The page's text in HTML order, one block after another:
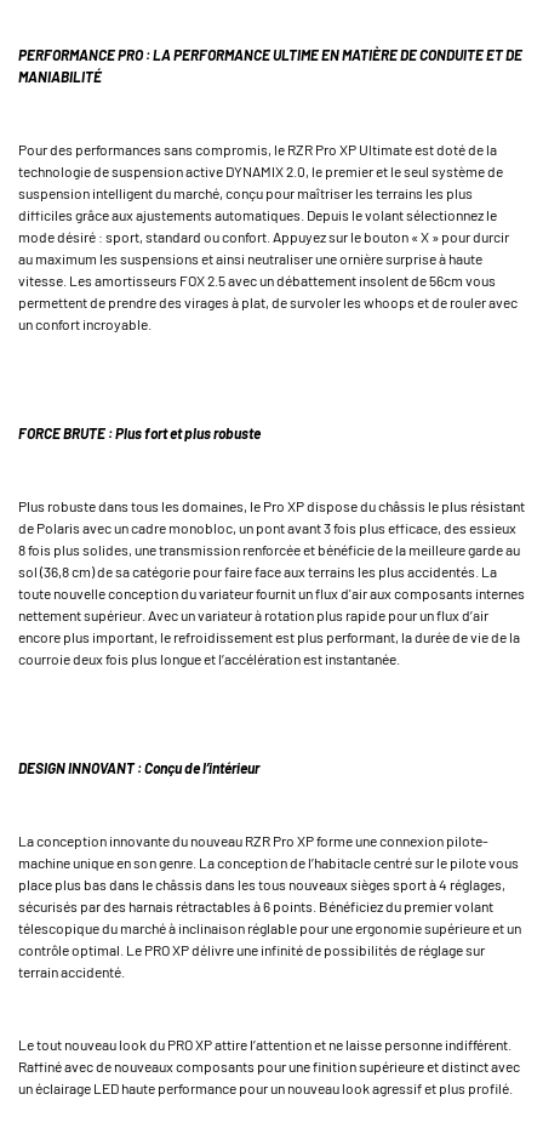
PERFORMANCE PRO : LA PERFORMANCE ULTIME EN MATIÈRE DE CONDUITE ET DE
MANIABILITÉ
Pour des performances sans compromis, le RZR Pro XP Ultimate est doté de la
technologie de suspension active DYNAMIX 2.0, le premier et le seul système de
suspension intelligent du marché, conçu pour maîtriser les terrains les plus
difficiles grâce aux ajustements automatiques. Depuis le volant sélectionnez le
mode désiré : sport, standard ou confort. Appuyez sur le bouton « X » pour durcir
au maximum les suspensions et ainsi neutraliser une ornière surprise à haute
vitesse. Les amortisseurs FOX 2.5 avec un débattement insolent de 56cm vous
permettent de prendre des virages à plat, de survoler les whoops et de rouler avec
un confort incroyable.
FORCE BRUTE : Plus fort et plus robuste
Plus robuste dans tous les domaines, le Pro XP dispose du châssis le plus résistant
de Polaris avec un cadre monobloc, un pont avant 3 fois plus efficace, des essieux
8 fois plus solides, une transmission renforcée et bénéficie de la meilleure garde au
sol (36,8 cm) de sa catégorie pour faire face aux terrains les plus accidentés. La
toute nouvelle conception du variateur fournit un flux d'air aux composants internes
nettement supérieur. Avec un variateur à rotation plus rapide pour un flux d’air
encore plus important, le refroidissement est plus performant, la durée de vie de la
courroie deux fois plus longue et l’accélération est instantanée.
DESIGN INNOVANT : Conçu de l’intérieur
La conception innovante du nouveau RZR Pro XP forme une connexion pilote-
machine unique en son genre. La conception de l’habitacle centré sur le pilote vous
place plus bas dans le châssis dans les tous nouveaux sièges sport à 4 réglages,
sécurisés par des harnais rétractables à 6 points. Bénéficiez du premier volant
télescopique du marché à inclinaison réglable pour une ergonomie supérieure et un
contrôle optimal. Le PRO XP délivre une infinité de possibilités de réglage sur
terrain accidenté.
Le tout nouveau look du PRO XP attire l’attention et ne laisse personne indifférent.
Raffiné avec de nouveaux composants pour une finition supérieure et distinct avec
un éclairage LED haute performance pour un nouveau look agressif et plus profilé.